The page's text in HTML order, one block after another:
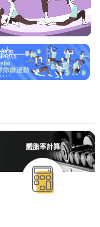
體脂率計算